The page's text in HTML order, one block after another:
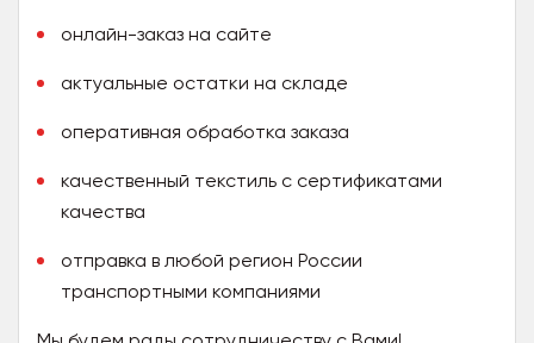
онлайн-заказ на сайте
актуальные остатки на складе
оперативная обработка заказа
качественный текстиль с сертификатами
качества
отправка в любой регион России
транспортными компаниями